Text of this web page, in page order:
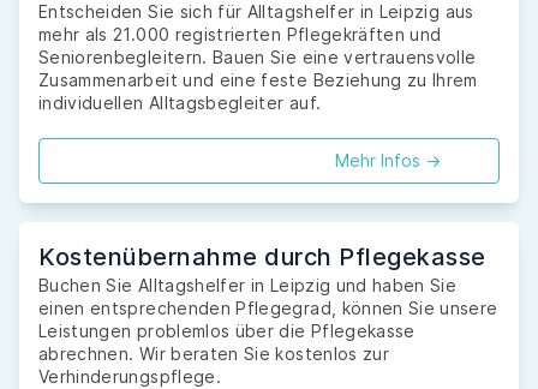
Entscheiden Sie sich für Alltagshelfer in Leipzig aus
mehr als 21.000 registrierten Pflegekräften und
Seniorenbegleitern. Bauen Sie eine vertrauensvolle
Zusammenarbeit und eine feste Beziehung zu Ihrem
individuellen Alltagsbegleiter auf.
Mehr Infos ->
Kostenübernahme durch Pflegekasse
Buchen Sie Alltagshelfer in Leipzig und haben Sie
einen entsprechenden Pflegegrad, können Sie unsere
Leistungen problemlos über die Pflegekasse
abrechnen. Wir beraten Sie kostenlos zur
Verhinderungspflege.